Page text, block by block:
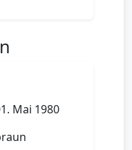
Mai 1980